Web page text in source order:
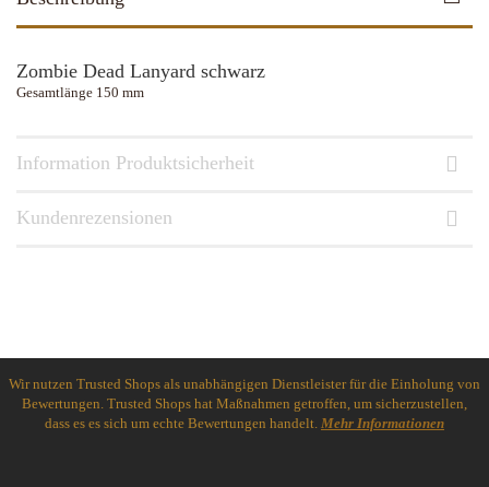
Zombie Dead Lanyard schwarz
Gesamtlänge 150 mm
Information Produktsicherheit
Kundenrezensionen
Wir nutzen Trusted Shops als unabhängigen Dienstleister für die Einholung von
Bewertungen. Trusted Shops hat Maßnahmen getroffen, um sicherzustellen,
dass es es sich um echte Bewertungen handelt. Mehr Informationen